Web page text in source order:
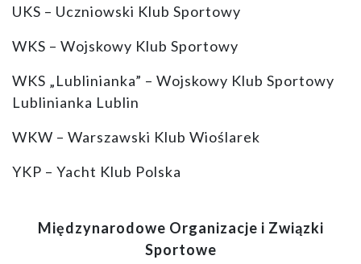
UKS – Uczniowski Klub Sportowy
WKS – Wojskowy Klub Sportowy
WKS „Lublinianka” – Wojskowy Klub Sportowy
Lublinianka Lublin
WKW – Warszawski Klub Wioślarek
YKP – Yacht Klub Polska
Międzynarodowe Organizacje i Związki
Sportowe